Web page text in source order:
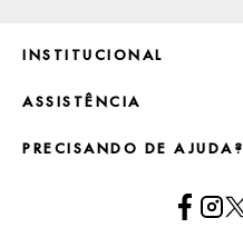
INSTITUCIONAL
ASSISTÊNCIA
PRECISANDO DE AJUDA?